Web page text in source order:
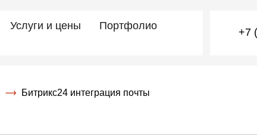
Услуги и цены
Портфолио
+7
Битрикс24 интеграция почты